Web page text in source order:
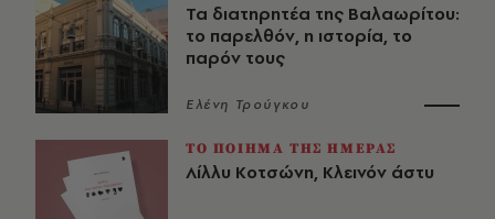
Τα διατηρητέα της Βαλαωρίτου:
το παρελθόν, η ιστορία, το
παρόν τους
Ελένη Τρούγκου
ΤΟ ΠΟΙΗΜΑ ΤΗΣ ΗΜΕΡΑΣ
Λίλλυ Κοτσώνη, Κλεινόν άστυ